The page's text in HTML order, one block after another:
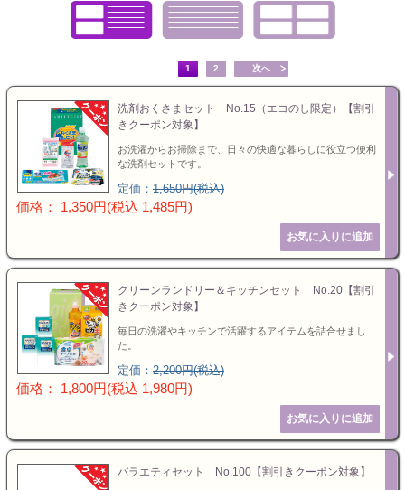
特選ギフト セット商品
ランキング
カタログギフト
特選ギフト
お急ぎ便
頂いた金額
1 2 次へ
洗剤おくさまセット No.15（エコのし限定）【割引
きクーポン対象】
お洗濯からお掃除まで、日々の快適な暮らしに役立つ便利
な洗剤セットです。
定価： 1,650円(税込)
価格： 1,350円(税込 1,485円)
クリーンランドリー＆キッチンセット No.20【割引
きクーポン対象】
毎日の洗濯やキッチンで活躍するアイテムを詰合せまし
た。
定価： 2,200円(税込)
価格： 1,800円(税込 1,980円)
バラエティセット No.100【割引きクーポン対象】